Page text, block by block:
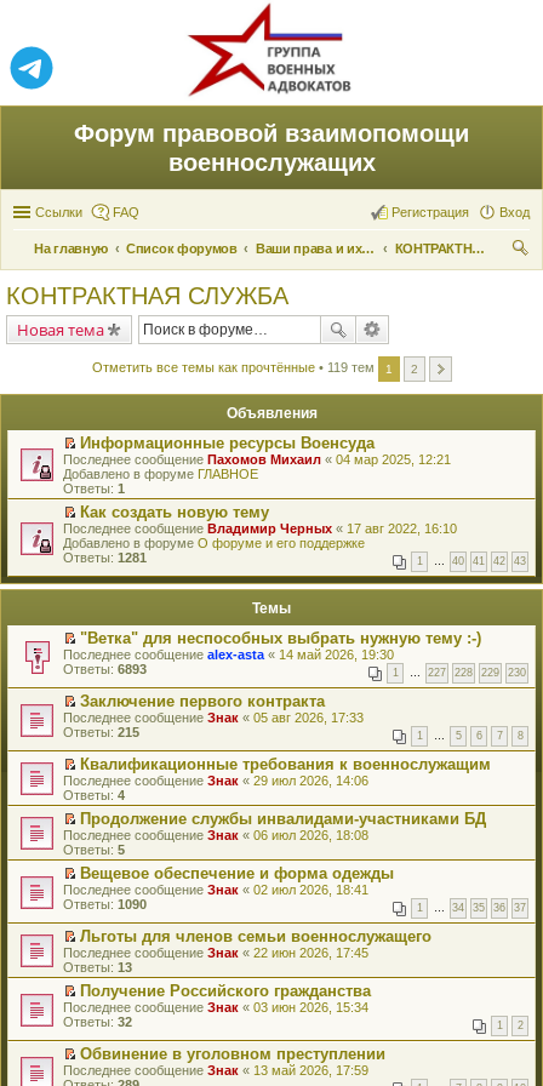
Форум правовой взаимопомощи
военнослужащих
Ссылки FAQ Вход
Регистрация
На главную Список форумов Ваши права и их реализация
КОНТРАКТНАЯ СЛУЖБА
КОНТРАКТНАЯ СЛУЖБА
Новая тема
Отметить все темы как прочтённые• 119 тем 1 2
Объявления
П
е
р
е
й
т
и
к
е
о
у
н
е
п
р
о
и
т
а
н
н
о
м
у
с
о
о
б
щ
е
н
и
ю
Информационные ресурсы Военсуда
Последнее сообщение Пахомов Михаил « 04 мар 2025, 12:21
Добавлено в форуме ГЛАВНОЕ
Ответы: 1
П
е
р
й
к
е
р
в
о
м
у
е
п
р
о
ч
и
т
а
н
н
о
у
с
о
о
б
щ
е
и
ю
Как создать новую тему
Последнее сообщение Владимир Черных « 17 авг 2022, 16:10
Добавлено в форуме О форуме и его поддержке
Ответы: 1281 1 … 40 41 42 43
Темы
П
е
е
й
т
и
к
п
е
р
в
о
м
у
н
е
п
р
о
ч
и
т
а
н
н
о
м
у
с
"Ветка" для неспособных выбрать нужную тему :-)
Последнее сообщение alex-asta « 14 май 2026, 19:30
Ответы: 6893 1 … 227 228 229 230
П
е
е
й
т
и
к
п
е
р
в
о
м
н
е
п
р
о
ч
и
а
н
н
Заключение первого контракта
Последнее сообщение Знак « 05 авг 2026, 17:33
Ответы: 215 1 … 5 6 7 8
П
е
р
й
т
и
к
п
е
р
в
о
м
у
н
е
п
р
о
ч
и
Квалификационные требования к военнослужащим
Последнее сообщение Знак « 29 июл 2026, 14:06
Ответы: 4
П
е
р
е
й
т
к
п
е
р
в
о
м
н
е
п
Продолжение службы инвалидами-участниками БД
Последнее сообщение Знак « 06 июл 2026, 18:08
Ответы: 5
П
е
е
й
т
и
к
п
е
р
в
о
м
Вещевое обеспечение и форма одежды
Последнее сообщение Знак « 02 июл 2026, 18:41
Ответы: 1090 1 … 34 35 36 37
П
е
р
й
т
к
п
е
Льготы для членов семьи военнослужащего
Последнее сообщение Знак « 22 июн 2026, 17:45
Ответы: 13
П
е
е
й
т
Получение Российского гражданства
Последнее сообщение Знак « 03 июн 2026, 15:34
Ответы: 32 1 2
П
е
Обвинение в уголовном преступлении
Последнее сообщение Знак « 13 май 2026, 17:59